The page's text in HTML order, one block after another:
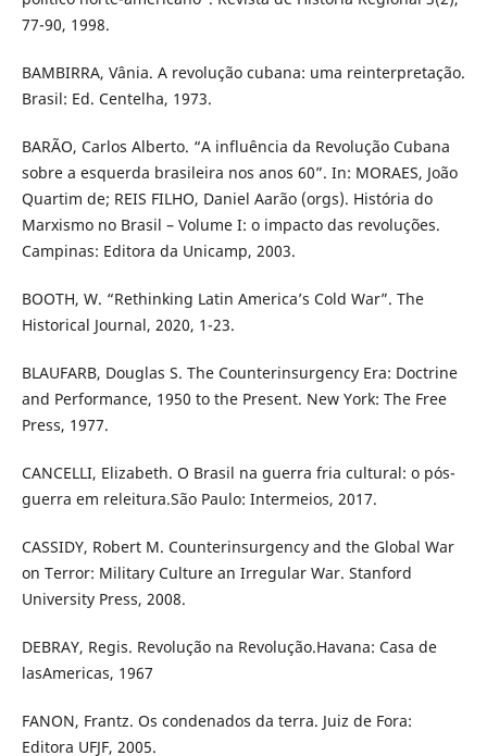
77-90, 1998.
BAMBIRRA, Vânia. A revolução cubana: uma reinterpretação.
Brasil: Ed. Centelha, 1973.
BARÃO, Carlos Alberto. “A influência da Revolução Cubana
sobre a esquerda brasileira nos anos 60”. In: MORAES, João
Quartim de; REIS FILHO, Daniel Aarão (orgs). História do
Marxismo no Brasil – Volume I: o impacto das revoluções.
Campinas: Editora da Unicamp, 2003.
BOOTH, W. “Rethinking Latin America’s Cold War”. The
Historical Journal, 2020, 1-23.
BLAUFARB, Douglas S. The Counterinsurgency Era: Doctrine
and Performance, 1950 to the Present. New York: The Free
Press, 1977.
CANCELLI, Elizabeth. O Brasil na guerra fria cultural: o pós-
guerra em releitura.São Paulo: Intermeios, 2017.
CASSIDY, Robert M. Counterinsurgency and the Global War
on Terror: Military Culture an Irregular War. Stanford
University Press, 2008.
DEBRAY, Regis. Revolução na Revolução.Havana: Casa de
lasAmericas, 1967
FANON, Frantz. Os condenados da terra. Juiz de Fora:
Editora UFJF, 2005.